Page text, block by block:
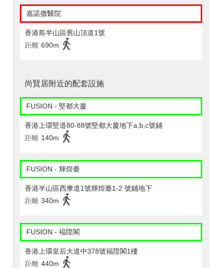
嘉諾撒醫院
香港島半山區舊山頂道1號
距離 690m
尚賢居附近的配套設施
FUSION - 堅都大廈
香港上環堅道80-88號堅都大廈地下a,b,c號鋪
距離 140m
FUSION - 輝煌臺
香港半山區西摩道1號輝煌臺1-2 號鋪地下
距離 340m
FUSION - 褔陞閣
香港上環皇后大道中378號福陞閣1樓
距離 440m